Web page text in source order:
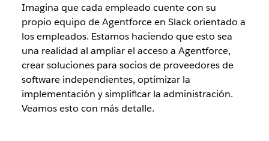
Imagina que cada empleado cuente con su
propio equipo de Agentforce en Slack orientado a
los empleados. Estamos haciendo que esto sea
una realidad al ampliar el acceso a Agentforce,
crear soluciones para socios de proveedores de
software independientes, optimizar la
implementación y simplificar la administración.
Veamos esto con más detalle.